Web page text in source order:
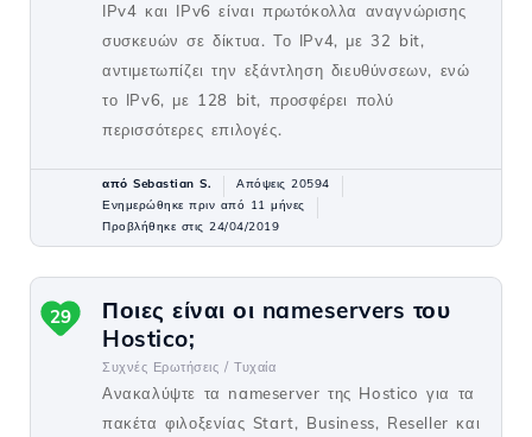
IPv4 και IPv6 είναι πρωτόκολλα αναγνώρισης
συσκευών σε δίκτυα. Το IPv4, με 32 bit,
αντιμετωπίζει την εξάντληση διευθύνσεων, ενώ
το IPv6, με 128 bit, προσφέρει πολύ
περισσότερες επιλογές.
από Sebastian S.
Απόψεις 20594
Ενημερώθηκε πριν από 11 μήνες
Προβλήθηκε στις 24/04/2019
Ποιες είναι οι nameservers του
Hostico;
Συχνές Ερωτήσεις / Τυχαία
Ανακαλύψτε τα nameserver της Hostico για τα
πακέτα φιλοξενίας Start, Business, Reseller και
29